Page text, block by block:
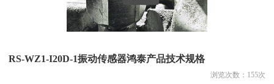
RS-WZ1-I20D-1振动传感器鸿泰产品技术规格
浏览次数： 155次